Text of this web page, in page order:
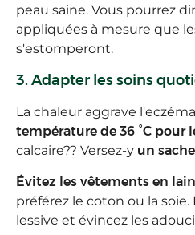
peau saine. Vous pourrez
appliquées à mesure que
s'estomperont.
3. Adapter les soins
La chaleur aggrave
température de 36 °C pour
calcaire?? Versez-y un
Évitez les vêtements en
préférez le coton ou la
lessive et évincez les